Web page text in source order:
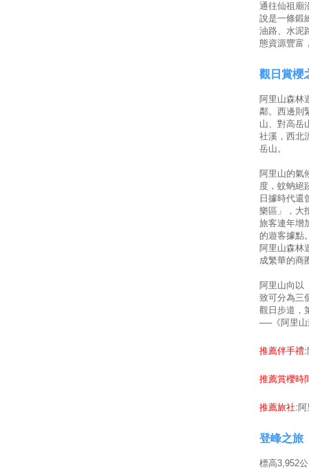
通往仙祖廟
說是一條鍛
油路、水泥
態資源豐富
觀日賞櫻
阿里山森林
鄰。西邊則
山、對高岳
社溪，西北
岳山。
阿里山的氣
度，蚊蚋絕
日據時代還
樂區」，大
旅客連年增
的遊客據點
阿里山森林
成繁華的商
阿里山向以
致可分為三
觀日步道，
──《阿里山
推薦伴手禮:
推薦賞櫻時
推薦旅社:
登峰之旅
標高3,952